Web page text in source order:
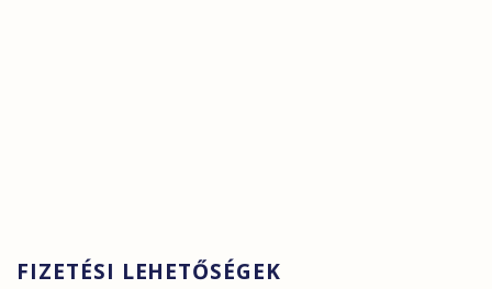
FIZETÉSI LEHETŐSÉGEK